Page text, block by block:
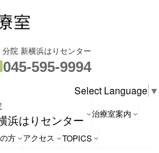
分院 新横浜はりセンター
045-595-9994
Select Language ▼
浜はりセンター 治療室案内
方 アクセス TOPICS